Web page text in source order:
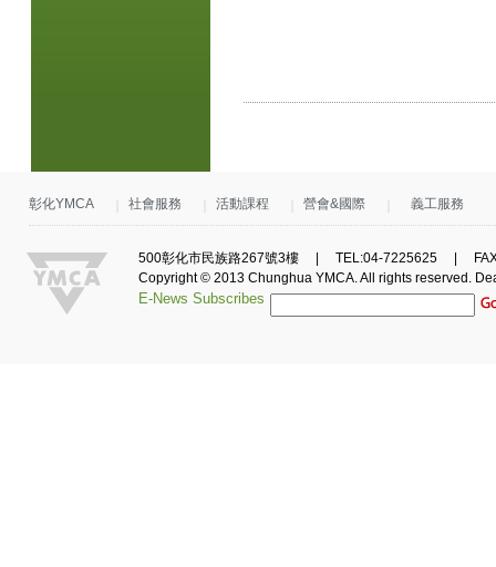
彰化YMCA 社會服務 活動課程 營會&國際 義工服務
500彰化市民族路267號3樓 | TEL:04-7225625 |
Copyright © 2013 Chunghua YMCA. All rights reserved.
E-News Subscribes